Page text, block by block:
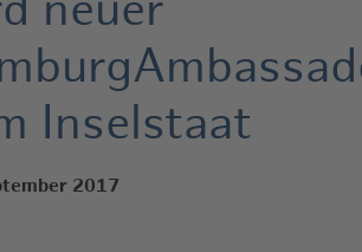
neuer
Inselstaat
2017